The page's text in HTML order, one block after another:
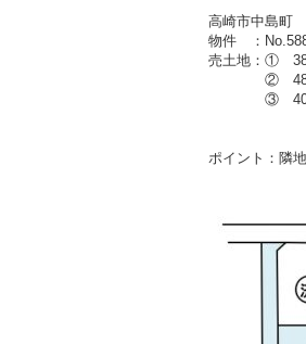
高崎市中島町
物件 ：
売土地：①
②
③
ポイント：隣